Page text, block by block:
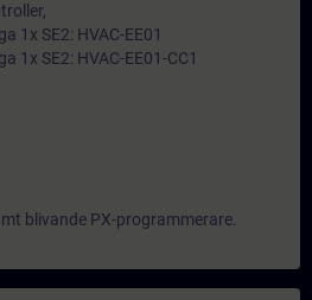
1x SE2: HVAC-EE01
1x SE2: HVAC-EE01-CC1
blivande PX-programmerare.